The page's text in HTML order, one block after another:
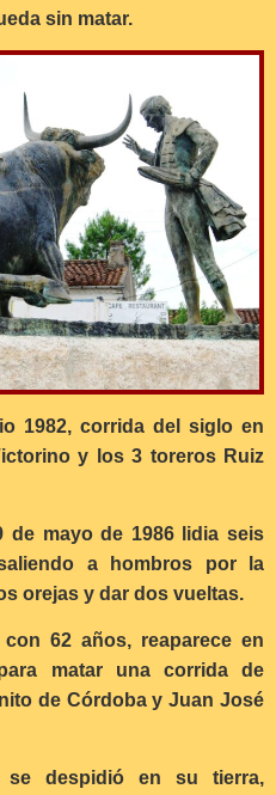
sin matar.
1982, corrida del siglo en
y los 3 toreros Ruiz
de mayo de 1986 lidia seis
a hombros por la
orejas y dar dos vueltas.
62 años, reaparece en
matar una corrida de
de Córdoba y Juan José
despidió en su tierra,